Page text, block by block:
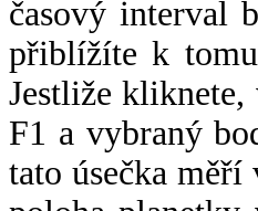
časový interval
přiblížíte k
Jestliže kliknete,
F1 a vybraný
tato úsečka